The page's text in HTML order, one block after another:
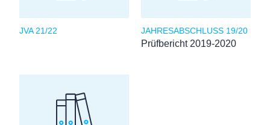
JVA 21/22 JAHRESABSCHLUSS 19/20
Prüfbericht 2019-2020